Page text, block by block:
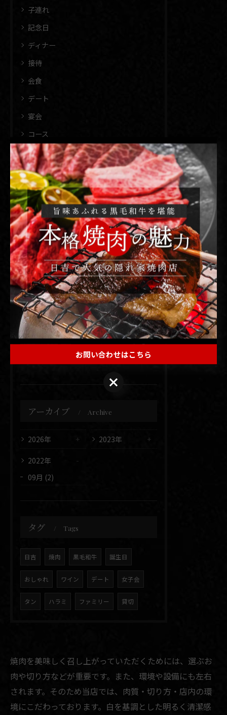
子連れ
記念日
ディナー
接待
会食
デート
宴会
コース
最近の投稿 Recent Posts
2026/08/06
こんばんは！日吉「焼肉 煉」です🥩
2026/08/05
こんばんは！日吉「焼肉 煉」です🥩
2026/08/04
こんばんは！日吉「焼肉 煉」です🥩
アーカイブ Archive
2026年 2023年
2022年
09月 (2)
タグ Tags
日吉 焼肉 黒毛和牛 誕生日
おしゃれ ワイン デート 女子会
タン ハラミ ファミリー 貸切
焼肉を美味しく召し上がっていただくためには、選ぶお
肉や切り方などが重要です。また、環境や設備にも左右
されます。そのため当店では、肉質・切り方・店内の環
境にこだわっております。白を基調とした明るく清潔感
お問い合わせはこちら